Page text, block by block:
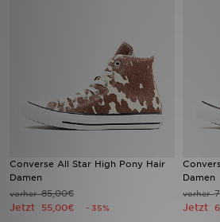
Converse All Star High Pony Hair
Damen
vorher85,00€
Jetzt 55,00€ - 35%
Damen
vorher
Jetzt
Hilfe & Kontakt
Geschenkgutschein
Blog